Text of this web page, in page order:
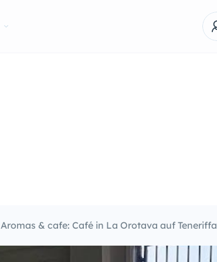
Aromas & cafe: Café in La Orotava auf Teneriffa